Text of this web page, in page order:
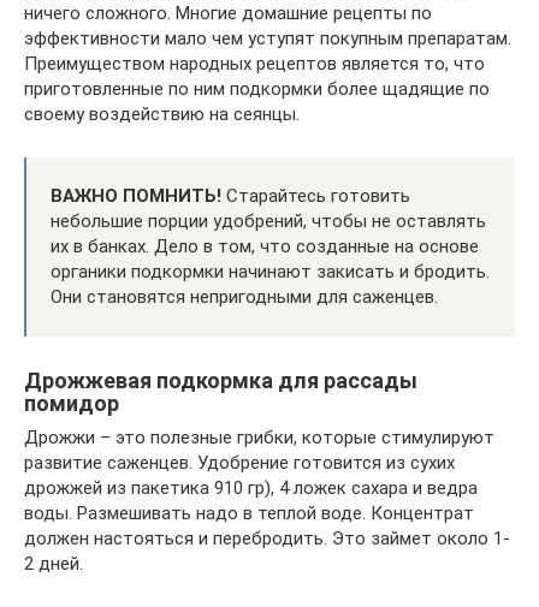
ничего сложного. Многие домашние рецепты по
эффективности мало чем уступят покупным препаратам.
Преимуществом народных рецептов является то, что
приготовленные по ним подкормки более щадящие по
своему воздействию на сеянцы.
ВАЖНО ПОМНИТЬ! Старайтесь готовить
небольшие порции удобрений, чтобы не оставлять
их в банках. Дело в том, что созданные на основе
органики подкормки начинают закисать и бродить.
Они становятся непригодными для саженцев.
Дрожжевая подкормка для рассады
помидор
Дрожжи – это полезные грибки, которые стимулируют
развитие саженцев. Удобрение готовится из сухих
дрожжей из пакетика 910 гр), 4 ложек сахара и ведра
воды. Размешивать надо в теплой воде. Концентрат
должен настояться и перебродить. Это займет около 1-
2 дней.